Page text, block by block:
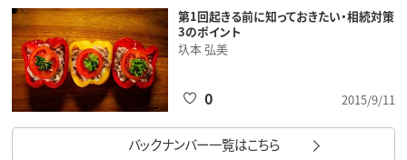
第1回起きる前に知っておきたい・相続対策
3のポイント
圦本 弘美
2015/9/11
0
バックナンバー一覧はこちら